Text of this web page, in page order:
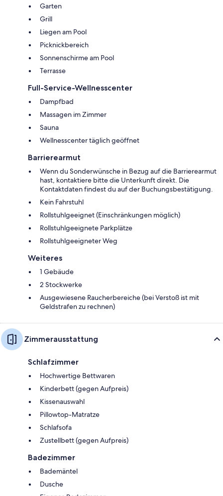
Garten
Grill
Liegen am Pool
Picknickbereich
Sonnenschirme am Pool
Terrasse
Full-Service-Wellnesscenter
Dampfbad
Massagen im Zimmer
Sauna
Wellnesscenter täglich geöffnet
Barrierearmut
Wenn du Sonderwünsche in Bezug auf die Barrierearmut
hast, kontaktiere bitte die Unterkunft direkt. Die
Kontaktdaten findest du auf der Buchungsbestätigung.
Kein Fahrstuhl
Rollstuhlgeeignet (Einschränkungen möglich)
Rollstuhlgeeignete Parkplätze
Rollstuhlgeeigneter Weg
Weiteres
1 Gebäude
2 Stockwerke
Ausgewiesene Raucherbereiche (bei Verstoß ist mit
Geldstrafen zu rechnen)
Zimmerausstattung
Schlafzimmer
Hochwertige Bettwaren
Kinderbett (gegen Aufpreis)
Kissenauswahl
Pillowtop-Matratze
Schlafsofa
Zustellbett (gegen Aufpreis)
Badezimmer
Bademäntel
Dusche